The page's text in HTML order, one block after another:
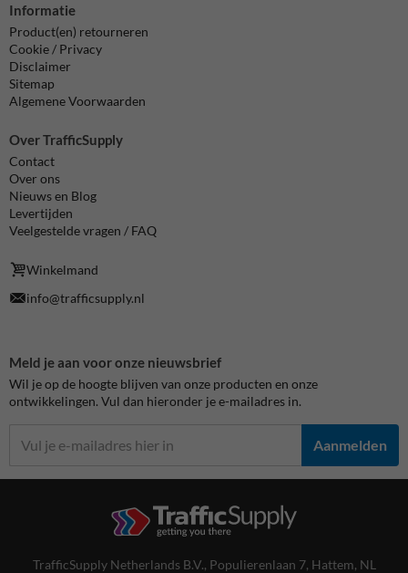
Informatie
Product(en) retourneren
Cookie / Privacy
Disclaimer
Sitemap
Algemene Voorwaarden
Over TrafficSupply
Contact
Over ons
Nieuws en Blog
Levertijden
Veelgestelde vragen / FAQ
Winkelmand
info@trafficsupply.nl
Meld je aan voor onze nieuwsbrief
Wil je op de hoogte blijven van onze producten en onze
ontwikkelingen. Vul dan hieronder je e-mailadres in.
Aanmelden
TrafficSupply Netherlands B.V., Populierenlaan 7, Hattem, NL